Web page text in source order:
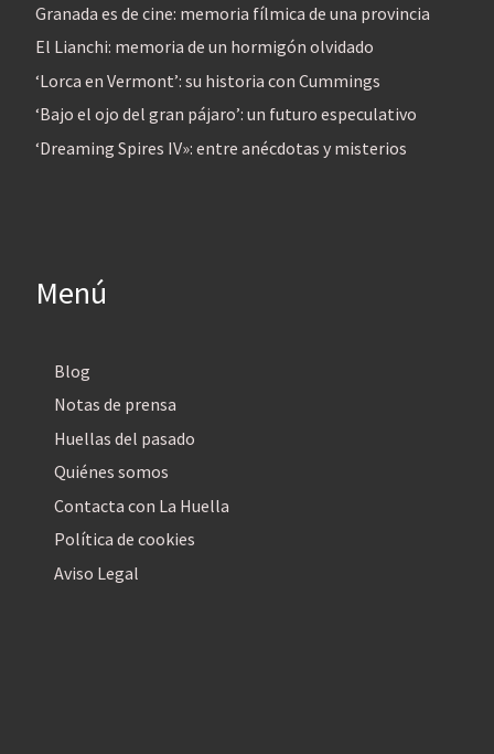
Granada es de cine: memoria fílmica de una provincia
El Lianchi: memoria de un hormigón olvidado
‘Lorca en Vermont’: su historia con Cummings
‘Bajo el ojo del gran pájaro’: un futuro especulativo
‘Dreaming Spires IV»: entre anécdotas y misterios
Menú
Blog
Notas de prensa
Huellas del pasado
Quiénes somos
Contacta con La Huella
Política de cookies
Aviso Legal